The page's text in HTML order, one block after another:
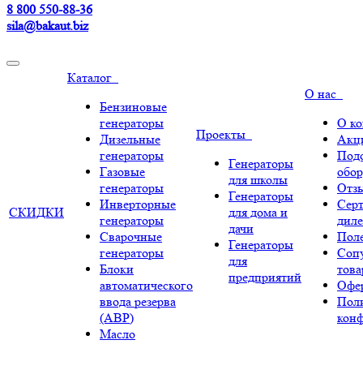
8 800 550-88-36
sila@bakaut.biz
СКИДКИ
Каталог
Бензиновые
генераторы
Дизельные
генераторы
Газовые
генераторы
Инверторные
генераторы
Сварочные
генераторы
Блоки
автоматического
ввода резерва
(АВР)
Масло
Проекты
Генераторы
для школы
Генераторы
для дома и
дачи
Генераторы
для
предприятий
О нас
О